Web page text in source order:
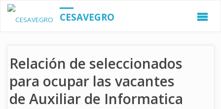
CESAVEGRO
Relación de seleccionados
para ocupar las vacantes
de Auxiliar de Informatica